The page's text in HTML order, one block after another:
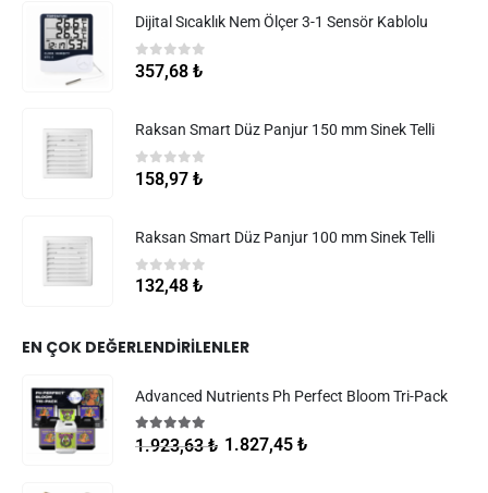
Dijital Sıcaklık Nem Ölçer 3-1 Sensör Kablolu
05 üzerinden
357,68 ₺
Raksan Smart Düz Panjur 150 mm Sinek Telli
0 5 üzerinden
158,97 ₺
Raksan Smart Düz Panjur 100 mm Sinek Telli
05 üzerinden
132,48 ₺
EN ÇOK DEĞERLENDIRILENLER
Advanced Nutrients Ph Perfect Bloom Tri-Pack
5.005 üzerinden
1.923,63₺ 1.827,45 ₺